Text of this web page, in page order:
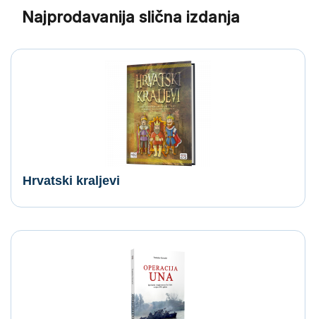
Najprodavanija slična izdanja
Hrvatski kraljevi